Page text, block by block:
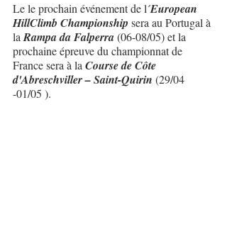
Le le prochain événement de l´European
HillClimb Championship sera au Portugal à
la Rampa da Falperra (06-08/05) et la
prochaine épreuve du championnat de
France sera à la Course de Côte
d'Abreschviller – Saint-Quirin (29/04
-01/05 ).